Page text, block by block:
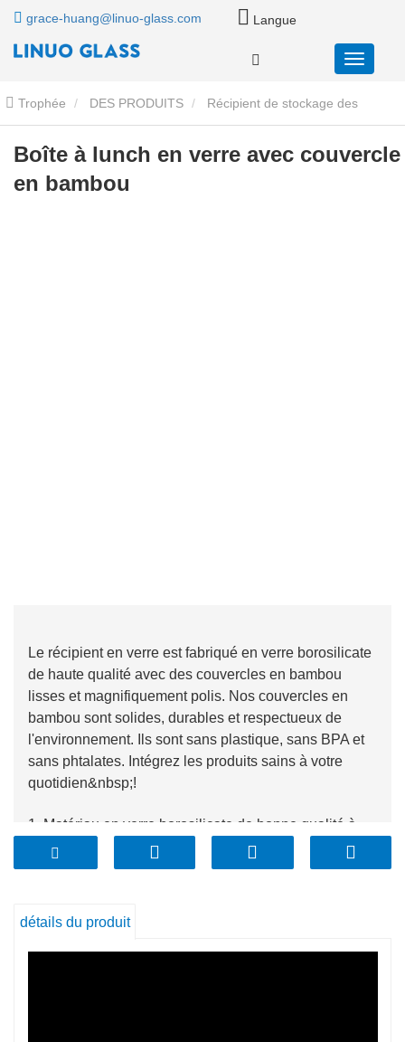
grace-huang@linuo-glass.com Langue
Trophée DES PRODUITS Récipient de stockage des
aliments en verre Conteneurs de stockage de nourriture en verre
avec couvercles en bambou
Boîte à lunch en verre avec couvercle
en bambou
Le récipient en verre est fabriqué en verre borosilicate
de haute qualité avec des couvercles en bambou
lisses et magnifiquement polis. Nos couvercles en
bambou sont solides, durables et respectueux de
l'environnement. Ils sont sans plastique, sans BPA et
sans phtalates. Intégrez les produits sains à votre
quotidien&nbsp;!
1. Matériau en verre borosilicate de bonne qualité à
prix compétitif
2. Facile à nettoyer et à transporter
détails du produit